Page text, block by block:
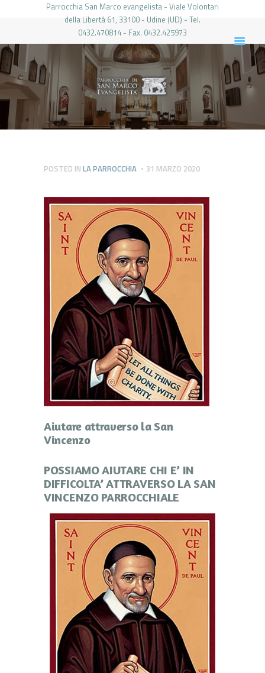
Parrocchia San Marco evangelista - Viale Volontari
della Libertá 61, 33100 - Udine (UD) - Tel.
0432.470814 - Fax. 0432.425973
PARROCCHIA DI SAN MARCO UDINE
HOME
LA PARROCCHIA
IL PARROCO
LE ATTIVITÀ
PIERABECH
CONTATTI
LOGIN
POSTED IN LA PARROCCHIA 31 MARZO 2020
Aiutare attraverso la San
Vincenzo
POSSIAMO AIUTARE CHI E’ IN
DIFFICOLTA’ ATTRAVERSO LA SAN
VINCENZO PARROCCHIALE